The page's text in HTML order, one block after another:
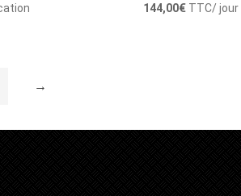
144,00€ TTC/ jour
→